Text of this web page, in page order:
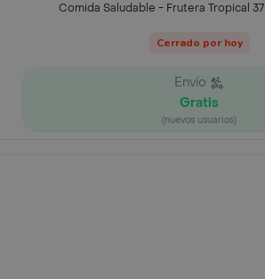
Comida Saludable - Frutera Tropical 37
Cerrado por hoy
Envío
Gratis
(nuevos usuarios)